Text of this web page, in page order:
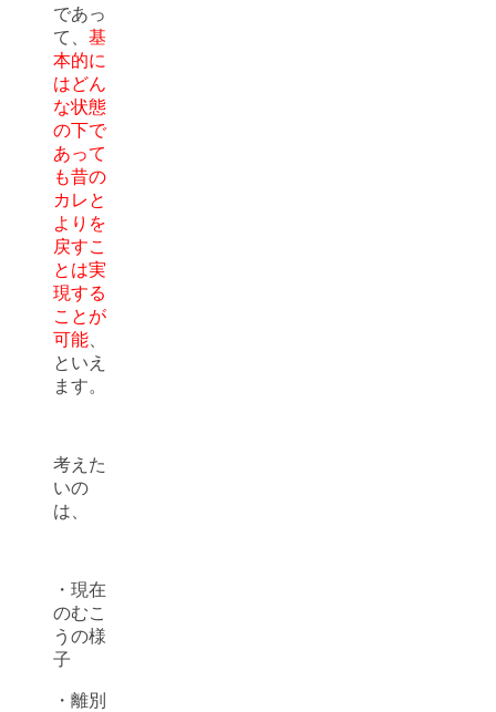
であっ
て、 基
本的に
はどん
な状態
の下で
あって
も昔の
カレと
よりを
戻すこ
とは実
現する
ことが
可能
といえ
ます。
考えた
いの
は、
・現在
のむこ
うの様
子
・離別